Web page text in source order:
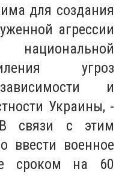
для создания
агрессии
угроз
и
Украины, -
связи с этим
ввести военное
сроком на 60